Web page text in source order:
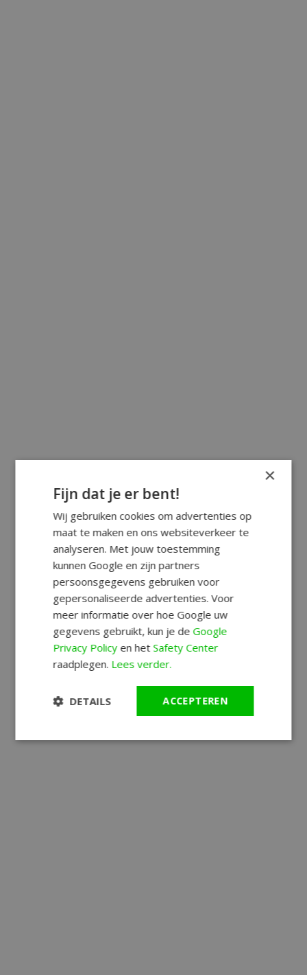
×
Fijn dat je er bent!
Wij gebruiken cookies om advertenties op
maat te maken en ons websiteverkeer te
analyseren. Met jouw toestemming
kunnen Google en zijn partners
persoonsgegevens gebruiken voor
gepersonaliseerde advertenties. Voor
meer informatie over hoe Google uw
gegevens gebruikt, kun je deGoogle
Privacy Policyen hetSafety Center
raadplegen. Lees verder.
ACCEPTEREN
DETAILS